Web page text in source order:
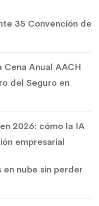
35 Convención de
Anual AACH
del Seguro en
2026: cómo la IA
empresarial
nube sin perder